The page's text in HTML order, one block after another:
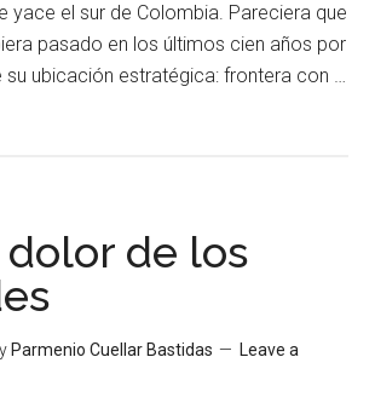
yace el sur de Colombia. Pareciera que
pasado en los últimos cien años por
su ubicación estratégica: frontera con …
dolor de los
Parmenio Cuellar Bastidas
Leave a